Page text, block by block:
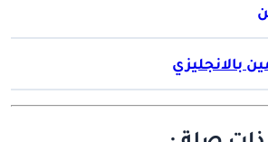
بالانجليزي